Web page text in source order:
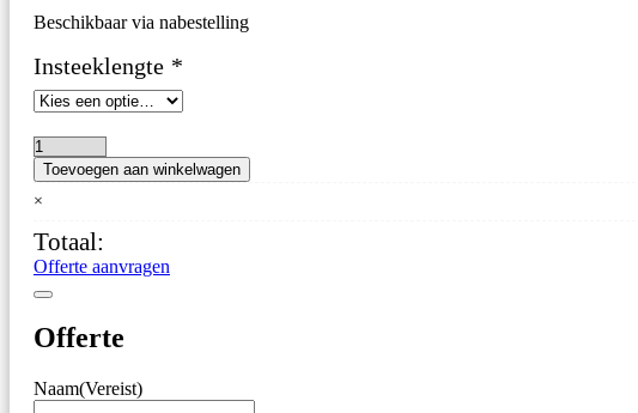
Beschikbaar via nabestelling
Insteeklengte *
Bimetaal
Wijzerthermometer
–
mm
–
–
met
G1/2"
Toevoegen aan winkelwagen
×
Totaal:
Offerte aanvragen
Offerte
Naam(Vereist)